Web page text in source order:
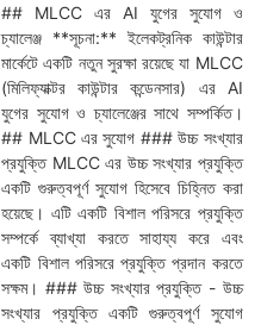
## MLCC এর AI যুগের সুযোগ ও
চ্যালেঞ্জ **সূচনা:** ইলেকট্রনিক কাউন্টার
মার্কেটে একটি নতুন সুরক্ষা রয়েছে যা MLCC
(মিলিফ্যাক্টর কাউন্টার কন্ডেনসার) এর AI
যুগের সুযোগ ও চ্যালেঞ্জের সাথে সম্পর্কিত।
## MLCC এর সুযোগ ### উচ্চ সংখ্যার
প্রযুক্তি MLCC এর উচ্চ সংখ্যার প্রযুক্তি
একটি গুরুত্বপূর্ণ সুযোগ হিসেবে চিহ্নিত করা
হয়েছে। এটি একটি বিশাল পরিসরে প্রযুক্তি
সম্পর্কে ব্যাখ্যা করতে সাহায্য করে এবং
একটি বিশাল পরিসরে প্রযুক্তি প্রদান করতে
সক্ষম। ### উচ্চ সংখ্যার প্রযুক্তি - উচ্চ
সংখ্যার প্রযুক্তি একটি গুরুত্বপূর্ণ সুযোগ